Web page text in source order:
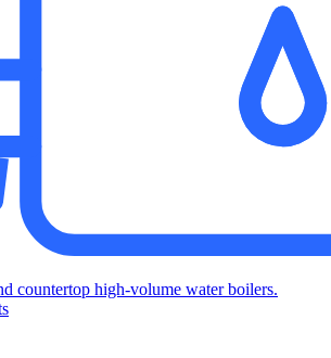
countertop high-volume water boilers.